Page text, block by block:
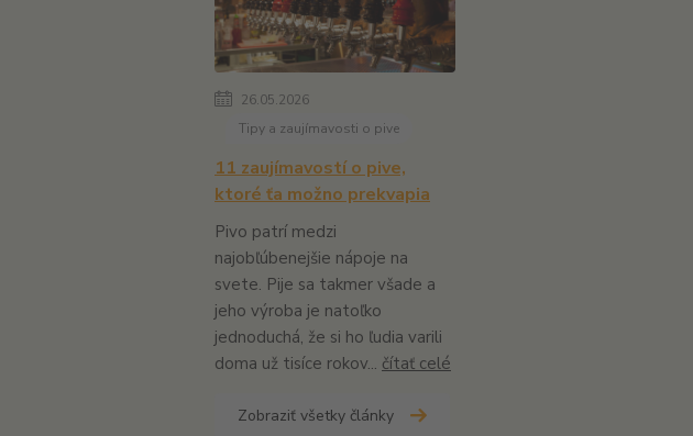
26.05.2026
Tipy a zaujímavosti o pive
11 zaujímavostí o pive,
ktoré ťa možno prekvapia
Pivo patrí medzi
najobľúbenejšie nápoje na
svete. Pije sa takmer všade a
jeho výroba je natoľko
jednoduchá, že si ho ľudia varili
doma už tisíce rokov... čítať celé
Zobraziť všetky články